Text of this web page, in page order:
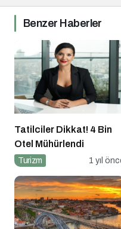
Benzer Haberler
Tatilciler Dikkat! 4 Bin
Otel Mühürlendi
Turizm 1 yıl